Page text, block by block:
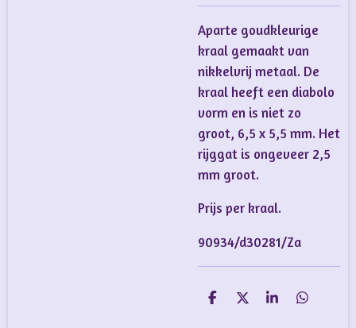
Aparte goudkleurige
kraal gemaakt van
nikkelvrij metaal. De
kraal heeft een diabolo
vorm en is niet zo
groot, 6,5 x 5,5 mm. Het
rijggat is ongeveer 2,5
mm groot.
Prijs per kraal.
90934/d30281/Za
D
D
S
D